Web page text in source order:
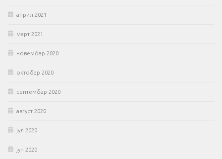
април 2021
март 2021
новембар 2020
октобар 2020
септембар 2020
август 2020
јул 2020
јун 2020